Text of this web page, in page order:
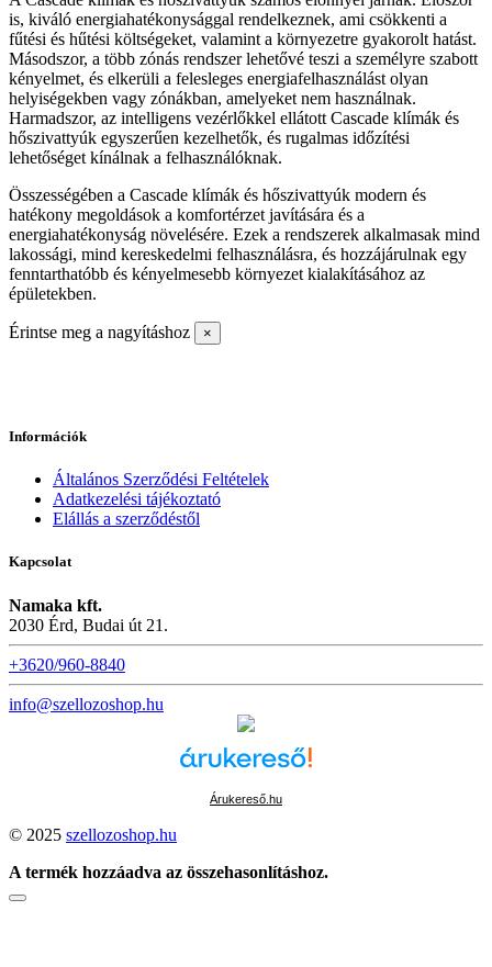
is, kiváló energiahatékonysággal rendelkeznek, ami csökkenti a
fűtési és hűtési költségeket, valamint a környezetre gyakorolt ​​hatást.
Másodszor, a több zónás rendszer lehetővé teszi a személyre szabott
kényelmet, és elkerüli a felesleges energiafelhasználást olyan
helyiségekben vagy zónákban, amelyeket nem használnak.
Harmadszor, az intelligens vezérlőkkel ellátott Cascade klímák és
hőszivattyúk egyszerűen kezelhetők, és rugalmas időzítési
lehetőséget kínálnak a felhasználóknak.
Összességében a Cascade klímák és hőszivattyúk modern és
hatékony megoldások a komfortérzet javítására és a
energiahatékonyság növelésére. Ezek a rendszerek alkalmasak mind
lakossági, mind kereskedelmi felhasználásra, és hozzájárulnak egy
fenntarthatóbb és kényelmesebb környezet kialakításához az
épületekben.
Érintse meg a nagyításhoz ×
Információk
Általános Szerződési Feltételek
Adatkezelési tájékoztató
Elállás a szerződéstől
Kapcsolat
Namaka kft.
2030 Érd, Budai út 21.
+3620/960-8840
info@szellozoshop.hu
Árukereső.hu
© 2025 szellozoshop.hu
A termék hozzáadva az összehasonlításhoz.